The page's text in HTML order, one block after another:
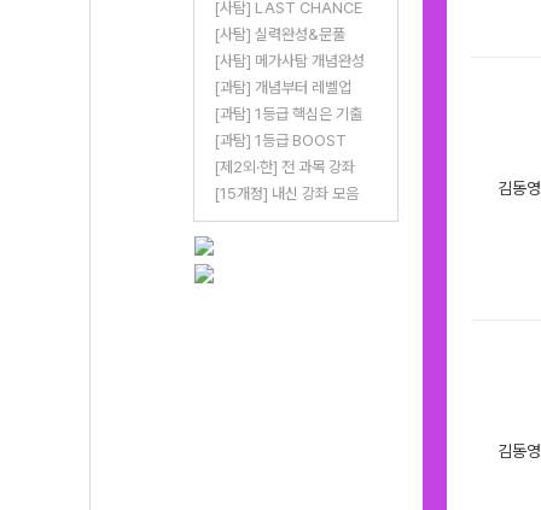
[사탐] LAST CHANCE
[사탐] 실력완성&문풀
[사탐] 메가사탐 개념완성
[과탐] 개념부터 레벨업
[과탐] 1등급 핵심은 기출
[과탐] 1등급 BOOST
[제2외·한] 전 과목 강좌
[15개정] 내신 강좌 모음
김동영
김동영